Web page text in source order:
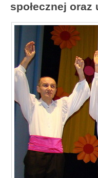
społecznej oraz